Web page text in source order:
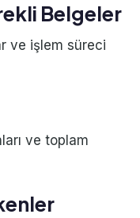
Belgeler
ve işlem süreci
ve toplam